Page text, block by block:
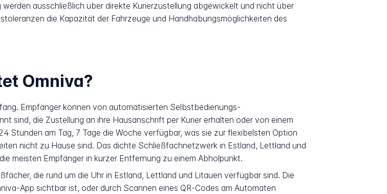
ausschließlich über direkte Kurierzustellung abgewickelt und nicht über
die Kapazität der Fahrzeuge und Handhabungsmöglichkeiten des
Omniva?
Empfänger können von automatisierten Selbstbedienungs-
sind, die Zustellung an ihre Hausanschrift per Kurier erhalten oder von einem
Stunden am Tag, 7 Tage die Woche verfügbar, was sie zur flexibelsten Option
nicht zu Hause sind. Das dichte Schließfachnetzwerk in Estland, Lettland und
meisten Empfänger in kurzer Entfernung zu einem Abholpunkt.
die rund um die Uhr in Estland, Lettland und Litauen verfügbar sind. Die
App sichtbar ist, oder durch Scannen eines QR-Codes am Automaten